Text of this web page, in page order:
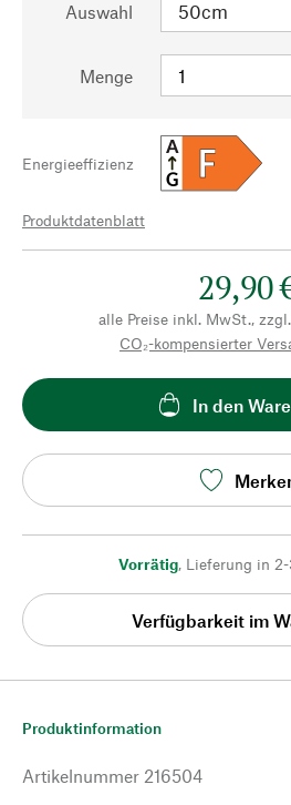
Auswahl
Menge
Energieeffizienz F
A
G
Produktdatenblatt
29,90
alle Preise inkl. MwSt., zzgl.
CO₂-kompensierter
In den
Vorrätig, Lieferung in
Verfügbarkeit im
Produktinformation
Artikelnummer 216504